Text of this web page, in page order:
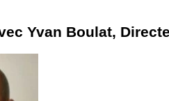
Yvan Boulat,